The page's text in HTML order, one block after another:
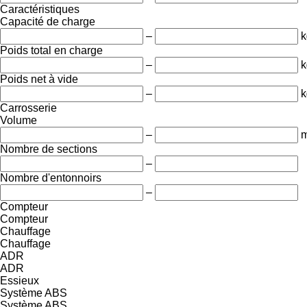
Caractéristiques
Capacité de charge
–
Poids total en charge
–
Poids net à vide
–
Carrosserie
Volume
–
Nombre de sections
–
Nombre d'entonnoirs
–
Compteur
Compteur
Chauffage
Chauffage
ADR
ADR
Essieux
Système ABS